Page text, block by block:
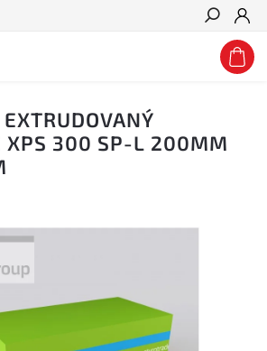
Hledat
XPS 300 SP-L 200MM